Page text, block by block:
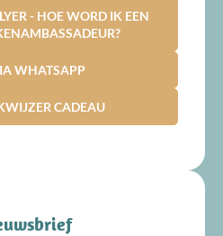
- HOE WORD IK EEN
WHATSAPP
CADEAU